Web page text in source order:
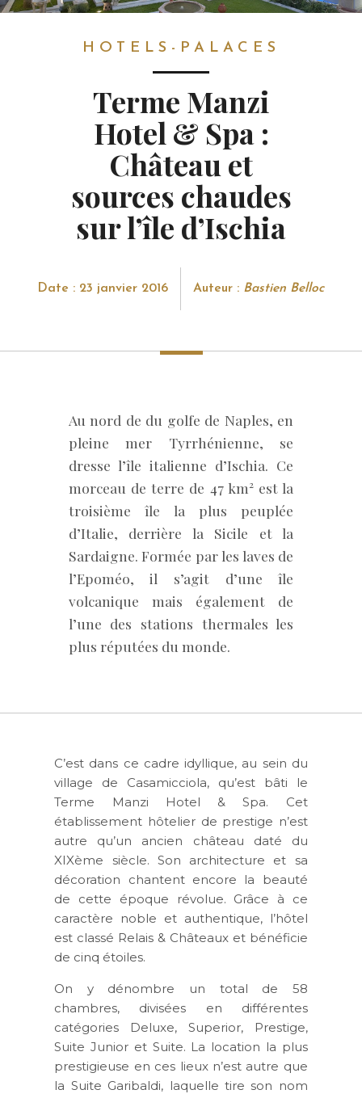
HOTELS-PALACES
Terme Manzi
Hotel & Spa :
Château et
sources chaudes
sur l’île d’Ischia
Date : 23 janvier 2016 Auteur : Bastien Belloc
Au nord de du golfe de Naples, en
pleine mer Tyrrhénienne, se
dresse l’île italienne d’Ischia. Ce
morceau de terre de 47 km² est la
troisième île la plus peuplée
d’Italie, derrière la Sicile et la
Sardaigne. Formée par les laves de
l’Epoméo, il s’agit d’une île
volcanique mais également de
l’une des stations thermales les
plus réputées du monde.
C’est dans ce cadre idyllique, au sein du
village de Casamicciola, qu’est bâti le
Terme Manzi Hotel & Spa. Cet
établissement hôtelier de prestige n’est
autre qu’un ancien château daté du
XIXème siècle. Son architecture et sa
décoration chantent encore la beauté
de cette époque révolue. Grâce à ce
caractère noble et authentique, l’hôtel
est classé Relais & Châteaux et bénéficie
de cinq étoiles.
On y dénombre un total de 58
chambres, divisées en différentes
catégories Deluxe, Superior, Prestige,
Suite Junior et Suite. La location la plus
prestigieuse en ces lieux n’est autre que
la Suite Garibaldi, laquelle tire son nom